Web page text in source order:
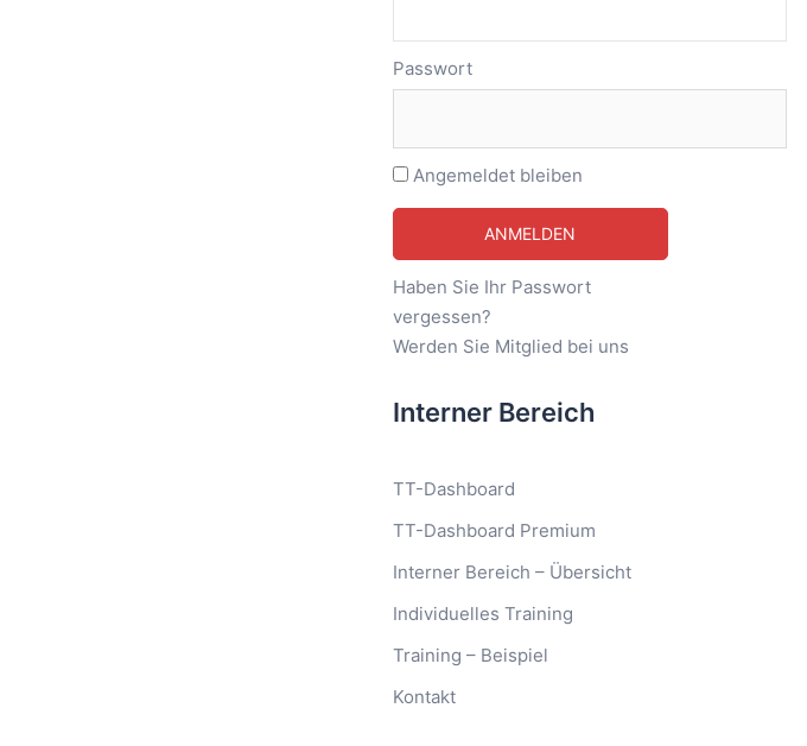
Passwort
Angemeldet bleiben
Haben Sie Ihr Passwort
vergessen?
Werden Sie Mitglied bei uns
Interner Bereich
TT-Dashboard
TT-Dashboard Premium
Interner Bereich – Übersicht
Individuelles Training
Training – Beispiel
Kontakt